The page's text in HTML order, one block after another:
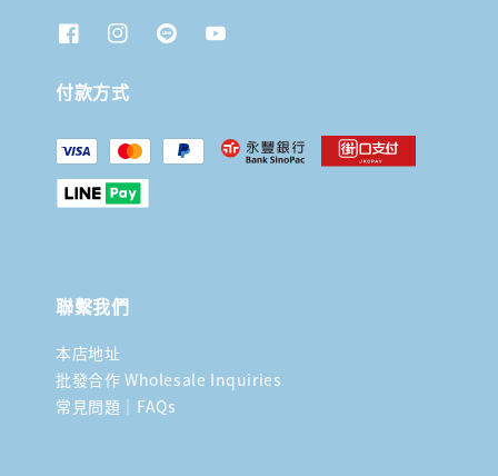
付款方式
聯繫我們
本店地址
批發合作 Wholesale Inquiries
常見問題｜FAQs